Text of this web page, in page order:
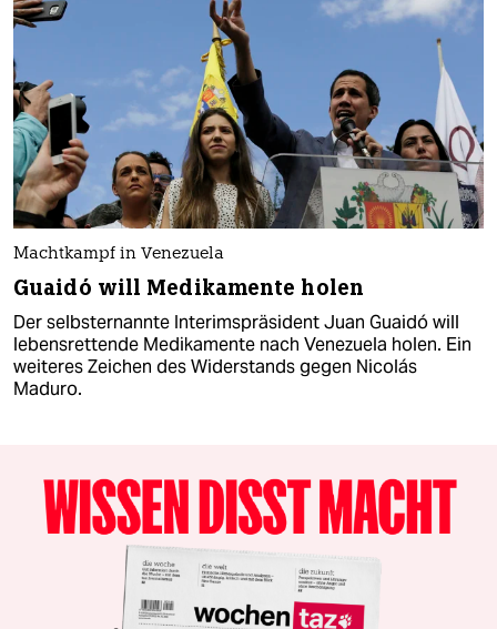
Machtkampf in Venezuela
Guaidó will Medikamente holen
Der selbsternannte Interimspräsident Juan Guaidó will
lebensrettende Medikamente nach Venezuela holen. Ein
weiteres Zeichen des Widerstands gegen Nicolás
Maduro.